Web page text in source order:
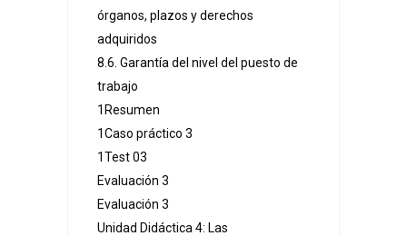
órganos, plazos y derechos
adquiridos
8.6. Garantía del nivel del puesto de
trabajo
1Resumen
1Caso práctico 3
1Test 03
Evaluación 3
Evaluación 3
Unidad Didáctica 4: Las